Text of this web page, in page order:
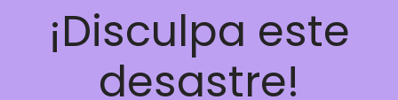
¡Disculpa este
desastre!